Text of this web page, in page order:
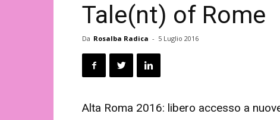
Tale(nt) of Rome
Da Rosalba Radica - 5 Luglio 2016
Alta Roma 2016: libero accesso a